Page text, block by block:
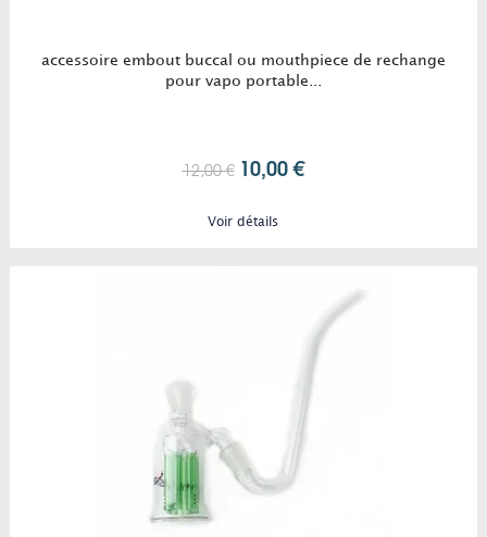
accessoire embout buccal ou mouthpiece de rechange
pour vapo portable...
12,00 € 10,00 €
Voir détails